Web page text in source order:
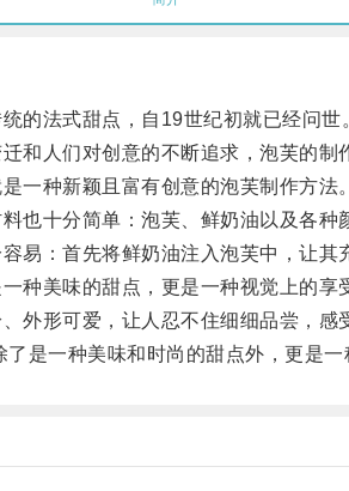
法式甜点，自19世纪初就已经问世
人们对创意的不断追求，泡芙的制
种新颖且富有创意的泡芙制作方法。
十分简单：泡芙、鲜奶油以及各种
：首先将鲜奶油注入泡芙中，让其
美味的甜点，更是一种视觉上的享
形可爱，让人忍不住细细品尝，感
一种美味和时尚的甜点外，更是一